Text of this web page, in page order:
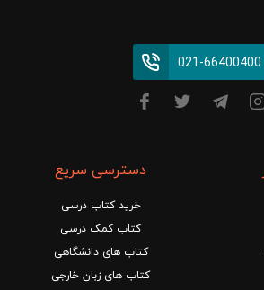
021-66400400
دسترسی سریع
خرید کتاب درسی
کتاب کمک درسی
کتاب های دانشگاهی
کتاب های زبان خارجی